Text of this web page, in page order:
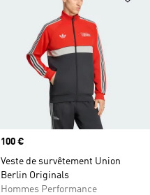
Prix
100 €
Veste de survêtement Union
Berlin Originals
Hommes Performance